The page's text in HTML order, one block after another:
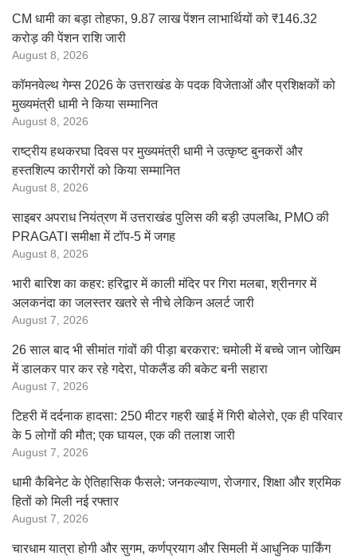
CM धामी का बड़ा तोहफा, 9.87 लाख पेंशन लाभार्थियों को ₹146.32
करोड़ की पेंशन राशि जारी
August 8, 2026
कॉमनवेल्थ गेम्स 2026 के उत्तराखंड के पदक विजेताओं और प्रशिक्षकों को
मुख्यमंत्री धामी ने किया सम्मानित
August 8, 2026
राष्ट्रीय हथकरघा दिवस पर मुख्यमंत्री धामी ने उत्कृष्ट बुनकरों और
हस्तशिल्प कारीगरों को किया सम्मानित
August 8, 2026
साइबर अपराध नियंत्रण में उत्तराखंड पुलिस की बड़ी उपलब्धि, PMO की
PRAGATI समीक्षा में टॉप-5 में जगह
August 8, 2026
भारी बारिश का कहर: हरिद्वार में काली मंदिर पर गिरा मलबा, श्रीनगर में
अलकनंदा का जलस्तर खतरे से नीचे लेकिन अलर्ट जारी
August 7, 2026
26 साल बाद भी सीमांत गांवों की पीड़ा बरकरार: चमोली में बच्चे जान जोखिम
में डालकर पार कर रहे गदेरा, पोकलैंड की बकेट बनी सहारा
August 7, 2026
टिहरी में दर्दनाक हादसा: 250 मीटर गहरी खाई में गिरी बोलेरो, एक ही परिवार
के 5 लोगों की मौत; एक घायल, एक की तलाश जारी
August 7, 2026
धामी कैबिनेट के ऐतिहासिक फैसले: जनकल्याण, रोजगार, शिक्षा और श्रमिक
हितों को मिली नई रफ्तार
August 7, 2026
चारधाम यात्रा होगी और सुगम, कर्णप्रयाग और सिमली में आधुनिक पार्किंग